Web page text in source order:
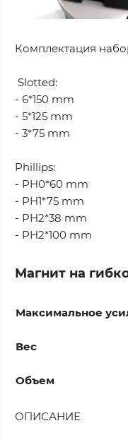
Комплектация
Slotted:
- 6*150 mm
- 5*125 mm
- 3*75 mm
Phillips:
- PH0*60 mm
- PH1*75 mm
- PH2*38 mm
- PH2*100 mm
Магнит на
Максимальное
Вес
Объем
ОПИСАНИЕ